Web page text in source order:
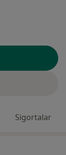
Sigortalar